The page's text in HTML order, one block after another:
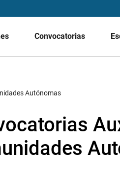
Convocatorias
Autónomas